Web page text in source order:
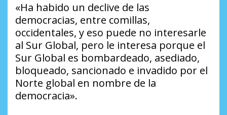
«Ha habido un declive de las
democracias, entre comillas,
occidentales, y eso puede no interesarle
al Sur Global, pero le interesa porque el
Sur Global es bombardeado, asediado,
bloqueado, sancionado e invadido por el
Norte global en nombre de la
democracia».